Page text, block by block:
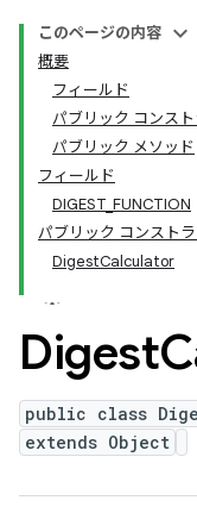
このページの内容
概要
フィールド
パブリック コンスト
パブリック メソッド
フィールド
DIGEST_FUNCTION
パブリック コンスト
DigestCalculator
Digest
public class
extends Object